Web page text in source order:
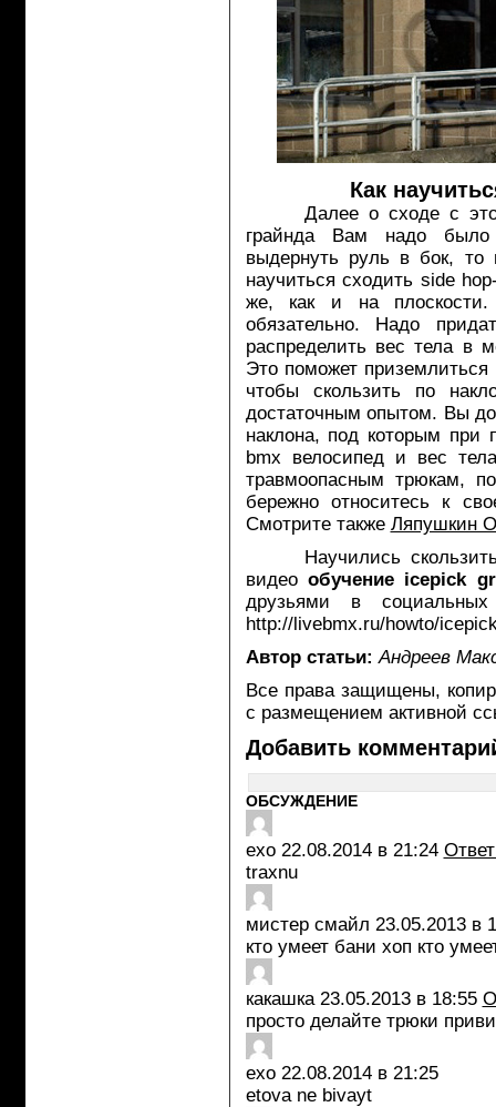
Как
Далее о сходе с этого
грайнда Вам надо
выдернуть руль в бок,
научиться сходить side
же, как и на
обязательно. Надо
распределить вес тела в
Это поможет
чтобы скользить по
достаточным опытом. Вы
наклона, под которым при
bmx велосипед и вес
травмоопасным трюкам,
бережно относитесь к
Смотрите также Ляпушкин
Научились скользить
видео обучение icepick
друзьями в
http://livebmx.ru/howto/
Автор статьи: Андреев
Все права защищены,
с размещением активной
Добавить
ОБСУЖДЕНИЕ
exo 22.08.2014 в 21:24
traxnu
мистер смайл 23.05.2013 в
кто умеет бани хоп кто
какашка 23.05.2013 в 18:55
просто делайте трюки
exo 22.08.2014 в 21:25
etova ne bivayt